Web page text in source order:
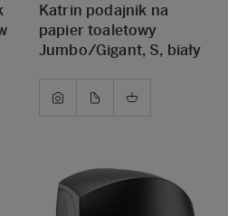
Katrin podajnik na
papier toaletowy
Jumbo/Gigant, S, biały